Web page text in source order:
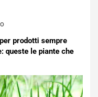
prodotti sempre
queste le piante che